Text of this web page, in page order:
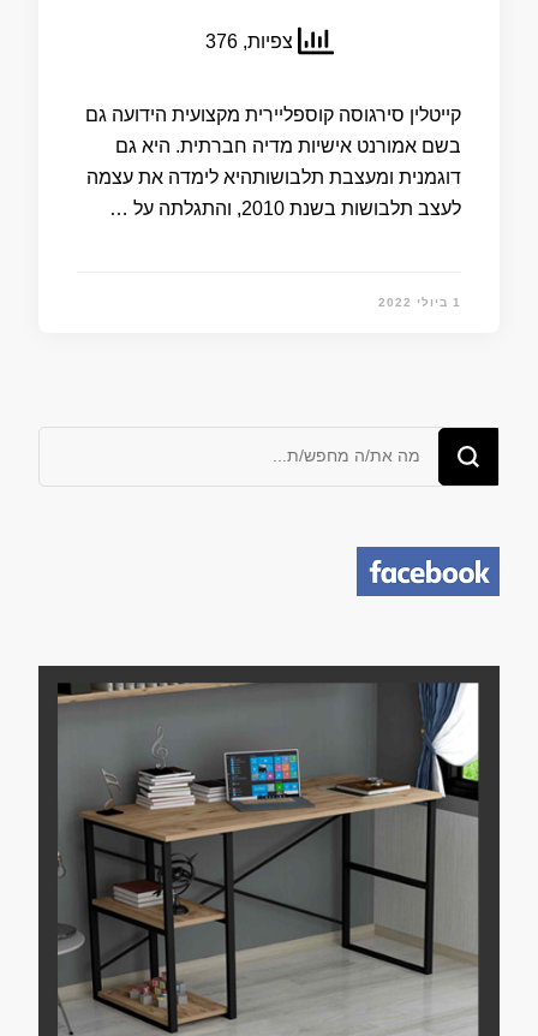
צפיות, 376
קייטלין סירגוסה קוספליירית מקצועית הידועה גם
בשם אמורנט אישיות מדיה חברתית. היא גם
דוגמנית ומעצבת תלבושותהיא לימדה את עצמה
לעצב תלבושות בשנת 2010, והתגלתה על …
1 ביולי 2022
מחפש/ת
משהו?